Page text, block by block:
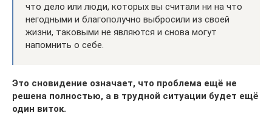
что дело или люди, которых вы считали ни на что
негодными и благополучно выбросили из своей
жизни, таковыми не являются и снова могут
напомнить о себе.
Это сновидение означает, что проблема ещё не
решена полностью, а в трудной ситуации будет ещё
один виток.